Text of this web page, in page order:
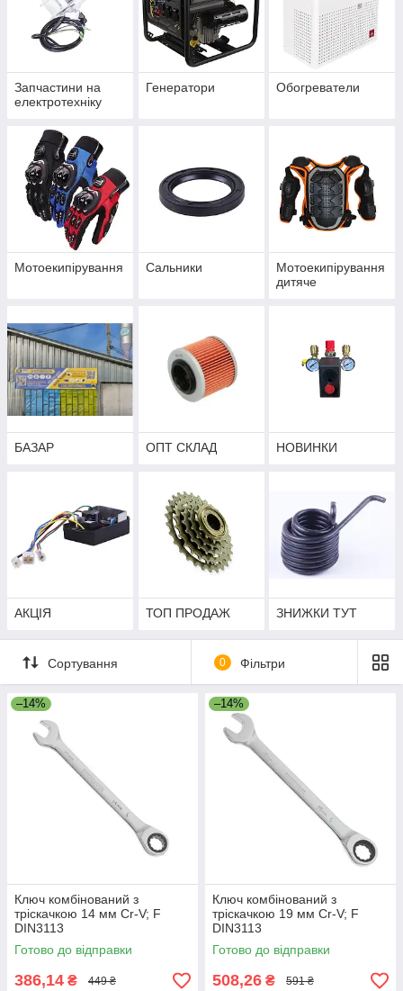
Запчастини на
електротехніку
Генератори Обогреватели
Мотоекипірування Сальники
Мотоекипірування
дитяче
БАЗАР ОПТ СКЛАД НОВИНКИ
АКЦІЯ ТОП ПРОДАЖ ЗНИЖКИ ТУТ
Сортування 0 Фільтри
–14%
Ключ комбінований з
тріскачкою 14 мм Cr-V; F
DIN3113
Готово до відправки
386,14 ₴ 449 ₴
–14%
Ключ комбінований з
тріскачкою 19 мм Cr-V; F
DIN3113
Готово до відправки
508,26 ₴ 591 ₴